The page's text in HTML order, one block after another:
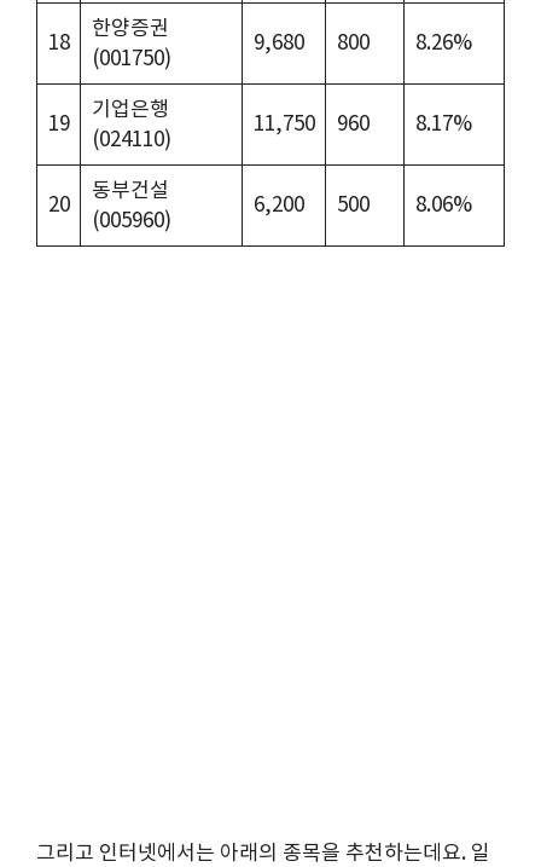
18
한양증권
(001750)
9,680 800 8.26%
19
기업은행
(024110)
11,750 960 8.17%
20
동부건설
(005960)
6,200 500 8.06%
그리고 인터넷에서는 아래의 종목을 추천하는데요. 일